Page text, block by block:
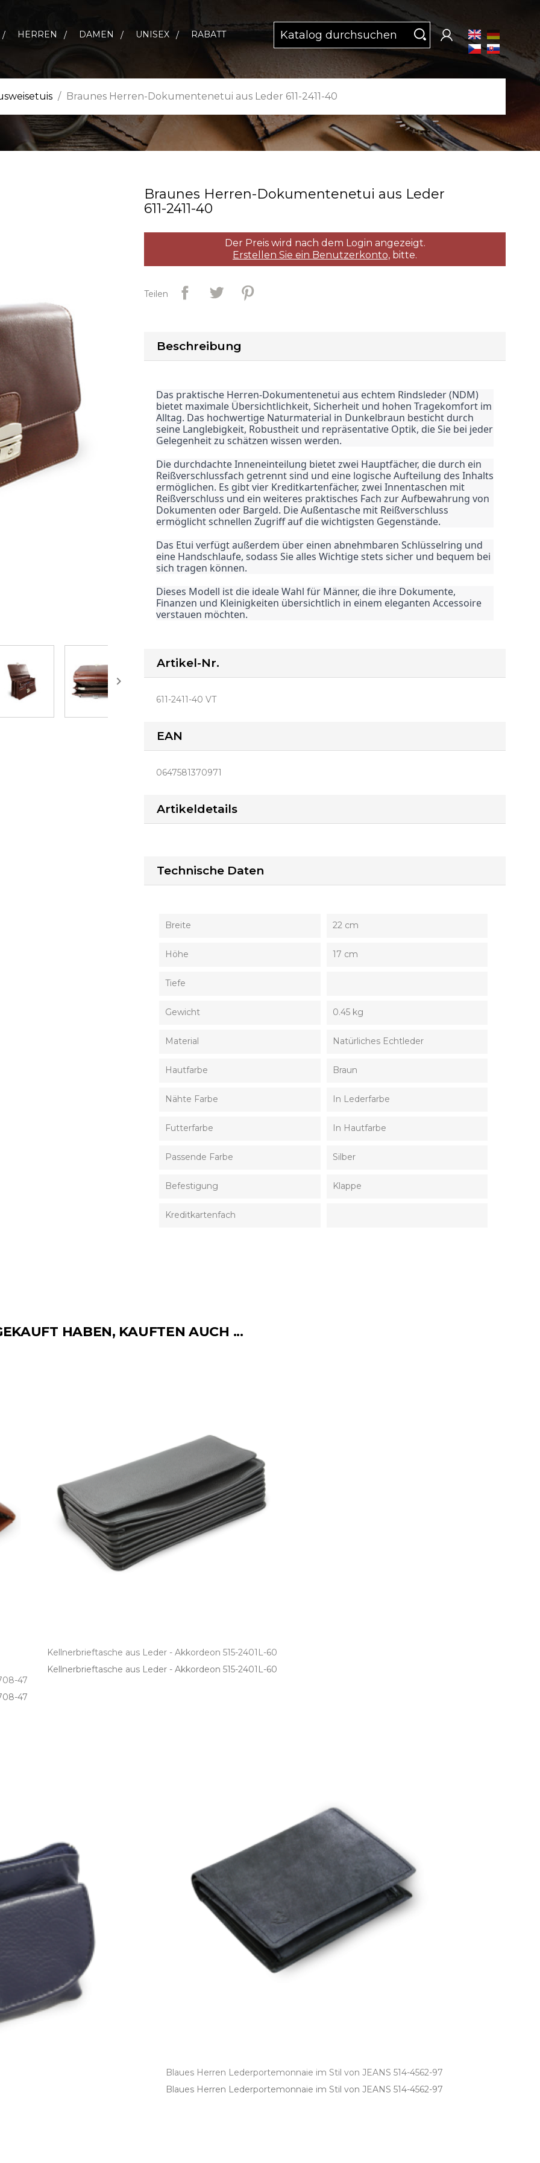
HERREN DAMEN UNISEX RABATT
Braunes Herren-Dokumentenetui aus Leder 611-2411-40

Braunes Herren­-Dokumentenetui aus Leder
611­-2411­-40
Der Preis wird nach dem Login angezeigt.
Erstellen Sie ein Benutzerkonto, bitte.
Teilen
Beschreibung
Das praktische Herren-Dokumentenetui aus echtem Rindsleder (NDM)
bietet maximale Übersichtlichkeit, Sicherheit und hohen Tragekomfort im
Alltag. Das hochwertige Naturmaterial in Dunkelbraun besticht durch
seine Langlebigkeit, Robustheit und repräsentative Optik, die Sie bei jeder
Gelegenheit zu schätzen wissen werden.
Die durchdachte Inneneinteilung bietet zwei Hauptfächer, die durch ein
Reißverschlussfach getrennt sind und eine logische Aufteilung des Inhalts
ermöglichen. Es gibt vier Kreditkartenfächer, zwei Innentaschen mit
Reißverschluss und ein weiteres praktisches Fach zur Aufbewahrung von
Dokumenten oder Bargeld. Die Außentasche mit Reißverschluss
ermöglicht schnellen Zugriff auf die wichtigsten Gegenstände.
Das Etui verfügt außerdem über einen abnehmbaren Schlüsselring und
eine Handschlaufe, sodass Sie alles Wichtige stets sicher und bequem bei
sich tragen können.
Dieses Modell ist die ideale Wahl für Männer, die ihre Dokumente,
Finanzen und Kleinigkeiten übersichtlich in einem eleganten Accessoire
verstauen möchten.
Artikel-Nr.
611-2411-40 VT
EAN
0647581370971
Artikeldetails
Technische Daten
Breite 22 cm
Höhe 17 cm
Tiefe
Gewicht 0.45 kg
Material Natürliches Echtleder
Hautfarbe Braun
Nähte Farbe In Lederfarbe
Futterfarbe In Hautfarbe
Passende Farbe Silber
Befestigung Klappe
Kreditkartenfach
HABEN, KAUFTEN AUCH ...
47
47
Kellnerbrieftasche aus Leder - Akkordeon 515-2401L-60
Kellnerbrieftasche aus Leder ­- Akkordeon 515­-2401L­-60
Blaues Herren Lederportemonnaie im Stil von JEANS 514-4562-97
Blaues Herren Lederportemonnaie im Stil von JEANS 514­-4562­-97